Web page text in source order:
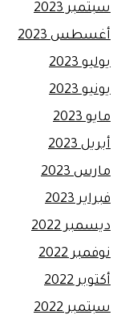
سبتمبر 2023
أغسطس 2023
يوليو 2023
يونيو 2023
مايو 2023
أبريل 2023
مارس 2023
فبراير 2023
ديسمبر 2022
نوفمبر 2022
أكتوبر 2022
سبتمبر 2022